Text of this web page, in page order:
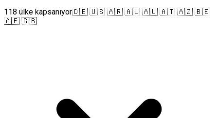
118 ülke kapsanıyor🇩🇪 🇺🇸 🇦🇷 🇦🇱 🇦🇺 🇦🇹 🇦🇿 🇧🇪
🇦🇪 🇬🇧